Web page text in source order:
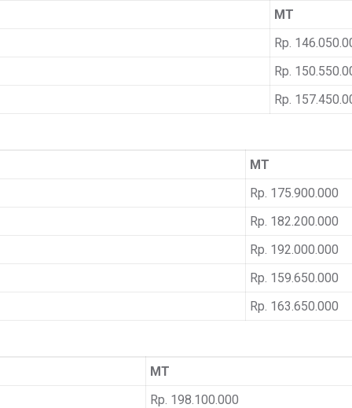
MT
Rp.
Rp.
Rp.
MT
Rp. 175.900.000
Rp. 182.200.000
Rp. 192.000.000
Rp. 159.650.000
Rp. 163.650.000
MT
Rp. 198.100.000